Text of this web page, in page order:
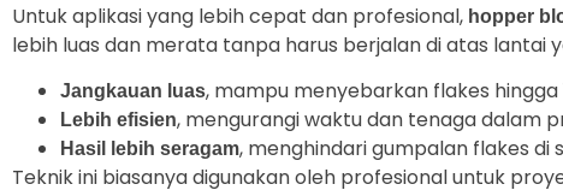
Untuk aplikasi yang lebih cepat dan profesional, hopper
lebih luas dan merata tanpa harus berjalan di atas lantai
Jangkauan luas, mampu menyebarkan flakes
Lebih efisien, mengurangi waktu dan tenaga dalam
Hasil lebih seragam, menghindari gumpalan flakes di
Teknik ini biasanya digunakan oleh profesional untuk